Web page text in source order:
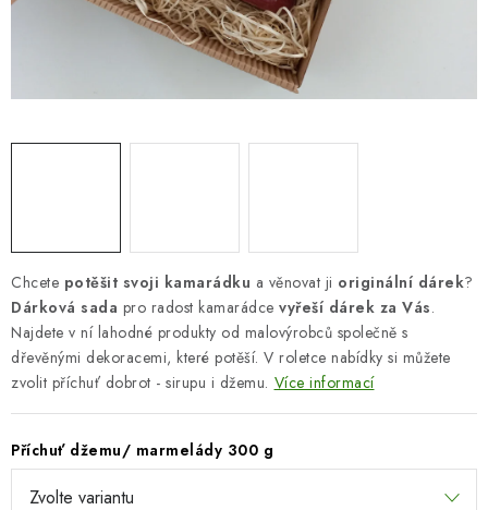
🔥 AKCE A SLEVY
Doprava a platba Obchodní podmínky
Vrácení zboží
Chcete potěšit svoji kamarádku a věnovat ji originální dárek?
Dárková sada pro radost kamarádce vyřeší dárek za Vás.
Najdete v ní lahodné produkty od malovýrobců společně s
dřevěnými dekoracemi, které potěší. V roletce nabídky si můžete
zvolit příchuť dobrot - sirupu i džemu. Více informací
Příchuť džemu/ marmelády 300 g